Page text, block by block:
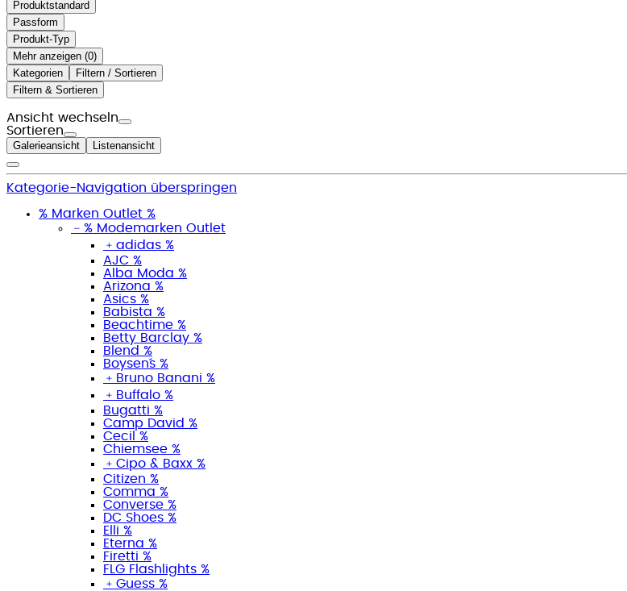
Produktstandard
Passform
Produkt-Typ
Mehr anzeigen ( )
Kategorien
Filtern / Sortieren
Filtern & Sortieren
Ansicht wechseln
Sortieren
Galerieansicht Listenansicht
Kategorie-Navigation überspringen
% Marken Outlet %
﹣ % Modemarken Outlet
﹢ adidas %
AJC %
Alba Moda %
Arizona %
Asics %
Babista %
Beachtime %
Betty Barclay %
Blend %
Boysen´s %
﹢ Bruno Banani %
﹢ Buffalo %
Bugatti %
Camp David %
Cecil %
Chiemsee %
﹢ Cipo & Baxx %
Citizen %
Comma %
Converse %
DC Shoes %
Elli %
Eterna %
Firetti %
FLG Flashlights %
﹢ Guess %